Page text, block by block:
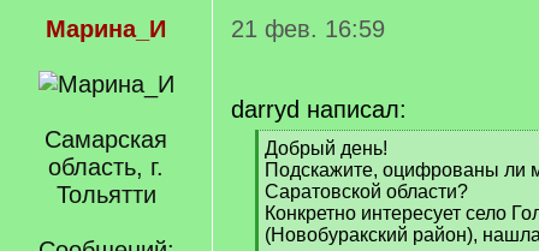
Марина_И
Самарская
область, г.
Тольятти
21 фев. 16:59
darryd написал:
[
q
]
Добрый день!
Подскажите, оцифрованы ли
Саратовской области?
Конкретно интересует село
(Новобуракский район),